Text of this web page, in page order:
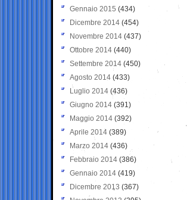
Gennaio 2015 (434)
Dicembre 2014 (454)
Novembre 2014 (437)
Ottobre 2014 (440)
Settembre 2014 (450)
Agosto 2014 (433)
Luglio 2014 (436)
Giugno 2014 (391)
Maggio 2014 (392)
Aprile 2014 (389)
Marzo 2014 (436)
Febbraio 2014 (386)
Gennaio 2014 (419)
Dicembre 2013 (367)